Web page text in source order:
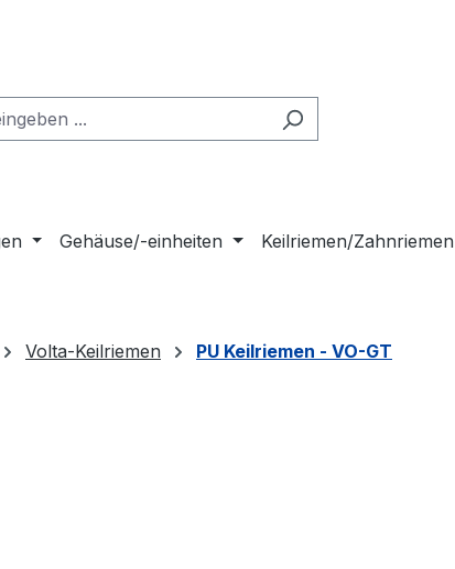
Gehäuse/-einheiten Keilriemen/Zahnriemen
Volta-Keilriemen PU Keilriemen - VO-GT